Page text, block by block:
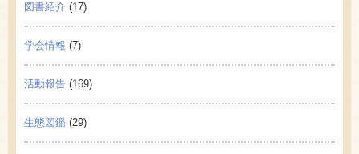
図書紹介 (17)
学会情報 (7)
活動報告 (169)
生態図鑑 (29)